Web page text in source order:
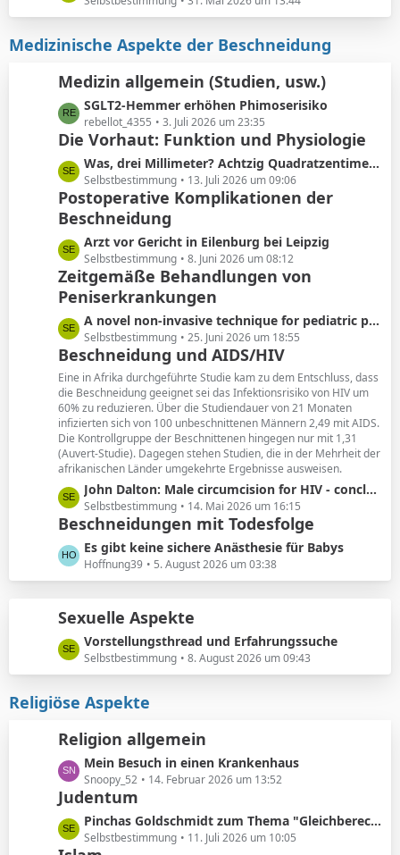
e
e
i
t
ä
g
e
t
z
t
e
B
e
i
t
r
ä
g
e
Medizinische Aspekte der Beschneidung
Medizin allgemein (Studien, usw.)
L
e
t
z
t
e
B
e
i
r
ä
g
e
SGLT2-Hemmer erhöhen Phimoserisiko
rebellot_4355 3. Juli 2026 um 23:35
Die Vorhaut: Funktion und Physiologie
L
e
t
z
e
B
e
i
t
r
ä
g
e
Was, drei Millimeter? Achtzig Quadratzentimeter!
Selbstbestimmung 13. Juli 2026 um 09:06
Postoperative Komplikationen der
Beschneidung
L
e
t
z
e
B
e
i
t
r
ä
g
e
Arzt vor Gericht in Eilenburg bei Leipzig
Selbstbestimmung 8. Juni 2026 um 08:12
Zeitgemäße Behandlungen von
Peniserkrankungen
L
e
t
z
t
e
B
e
i
r
ä
g
e
A novel non-invasive technique for pediatric phimosis treatment
Selbstbestimmung 25. Juni 2026 um 18:55
Beschneidung und AIDS/HIV
Eine in Afrika durchgeführte Studie kam zu dem Entschluss, dass
die Beschneidung geeignet sei das Infektionsrisiko von HIV um
60% zu reduzieren. Über die Studiendauer von 21 Monaten
infizierten sich von 100 unbeschnittenen Männern 2,49 mit AIDS.
Die Kontrollgruppe der Beschnittenen hingegen nur mit 1,31
(Auvert-Studie). Dagegen stehen Studien, die in der Mehrheit der
afrikanischen Länder umgekehrte Ergebnisse ausweisen.
L
e
t
z
t
e
e
t
g
John Dalton: Male circumcision for HIV - conclusions sensitive to assumptions
Selbstbestimmung 14. Mai 2026 um 16:15
Beschneidungen mit Todesfolge
L
e
t
t
e
B
e
t
ä
g
e
Es gibt keine sichere Anästhesie für Babys
Hoffnung39 5. August 2026 um 03:38
Sexuelle Aspekte
L
e
t
z
t
e
B
e
i
t
r
ä
Vorstellungsthread und Erfahrungssuche
Selbstbestimmung 8. August 2026 um 09:43
Religiöse Aspekte
Religion allgemein
L
e
z
t
Mein Besuch in einen Krankenhaus
Snoopy_52 14. Februar 2026 um 13:52
Judentum
L
e
Pinchas Goldschmidt zum Thema "Gleichberechtigung von Mann und Frau"
Selbstbestimmung 11. Juli 2026 um 10:05